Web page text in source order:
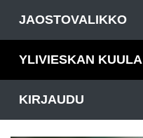
JAOSTOVALIKKO
YLIVIESKAN KUULA
KIRJAUDU